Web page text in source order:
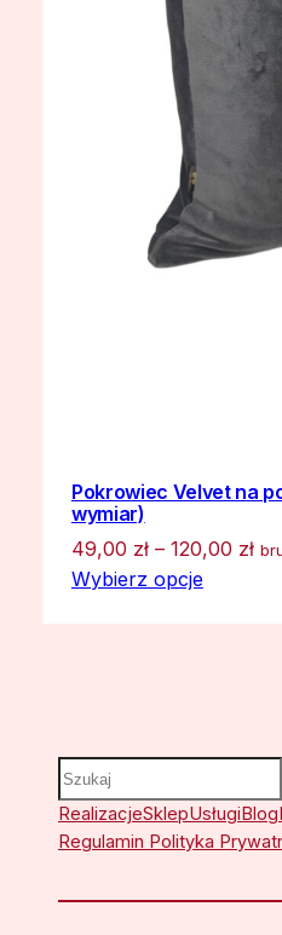
Pokrowiec Velvet na
wymiar)
49,00 zł – 120,00 zł
Wybierz opcje
Szukaj
RealizacjeSklepUsługiBlog
Regulamin Polityka